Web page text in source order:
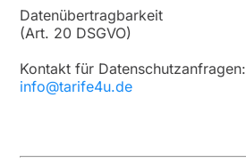
Datenübertragbarkeit
(Art. 20 DSGVO)
Kontakt für Datenschutzanfragen:
info@tarife4u.de